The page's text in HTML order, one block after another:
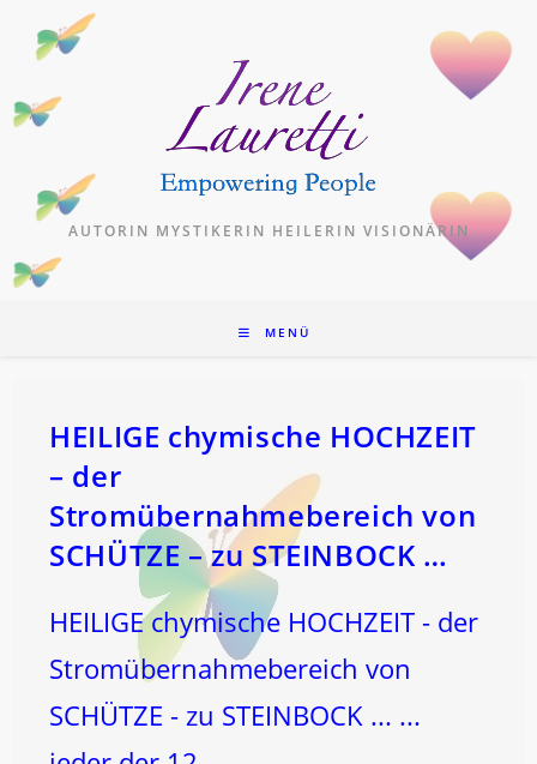
Inhalt
AUTORIN MYSTIKERIN HEILERIN VISIONÄRIN
MENÜ
HEILIGE chymische HOCHZEIT
– der
Stromübernahmebereich von
SCHÜTZE – zu STEINBOCK …
HEILIGE chymische HOCHZEIT - der
Stromübernahmebereich von
SCHÜTZE - zu STEINBOCK ... ...